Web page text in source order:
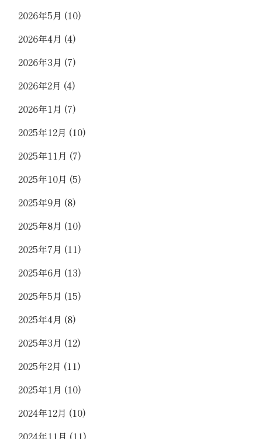
2026年5月 (10)
2026年4月 (4)
2026年3月 (7)
2026年2月 (4)
2026年1月 (7)
2025年12月 (10)
2025年11月 (7)
2025年10月 (5)
2025年9月 (8)
2025年8月 (10)
2025年7月 (11)
2025年6月 (13)
2025年5月 (15)
2025年4月 (8)
2025年3月 (12)
2025年2月 (11)
2025年1月 (10)
2024年12月 (10)